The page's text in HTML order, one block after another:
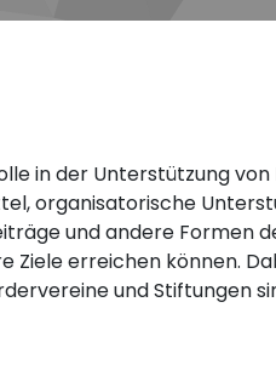
in der Unterstützung
organisatorische
und andere Formen
Ziele erreichen können.
und Stiftungen